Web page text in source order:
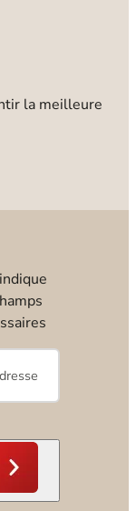
la meilleure